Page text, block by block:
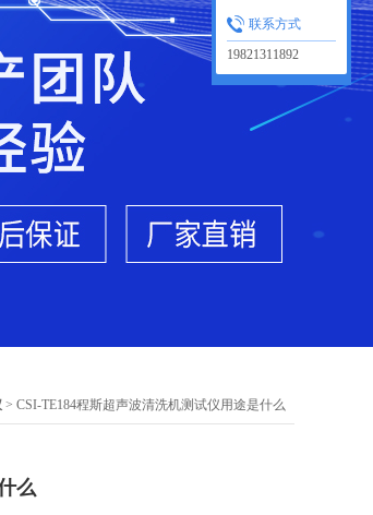
> CSI-TE184程斯超声波清洗机测试仪用途是什么
么
联系方式
19821311892